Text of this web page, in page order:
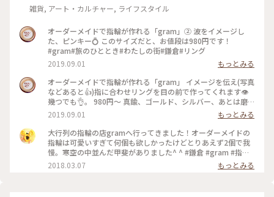
雑貨, アート・カルチャー, ライフスタイル
オーダーメイドで指輪が作れる「gram」② 波をイメージし
た、ピンキー💍 このサイズだと、お値段は980円です！
#gram#旅のひととき#わたしの街#鎌倉#リング
2019.09.01
もっとみる
オーダーメイドで指輪が作れる「gram」 イメージを伝え(写真
などあると👍)指に合わせリングを目の前で作ってくれます👁
幾つでも👌。 980円〜 真鍮、ゴールド、シルバー、あとは磨
きをかけるかマットな感じにするか💍😊✨✨ 今回は、左からピ
ンキー、中指、親指と作りました😅 いつもは行列がすごいの
に、この日、整理券なし、30分並び入れました😱😱‼️(平日の
夕方) 皆さん、カップルもいだけど、グループで来られ旅の思
い出に作られたりしている方が多かったです😊 まさか、入れ
ると思わなかったので、待ち時間に情報収集し勢いで作ったリ
ング。それでも、なんだか愛着がわきますね… 次は、重ね付け
2019.09.01
もっとみる
大行列の指輪の店gramへ行ってきました！オーダーメイドの
指輪は可愛いすぎて何個も欲しかったけどとりあえず2個で我
慢。寒空の中並んだ甲斐がありました^ ^ #鎌倉 #gram #指輪
#オーダーメイド
2018.03.07 もっとみる